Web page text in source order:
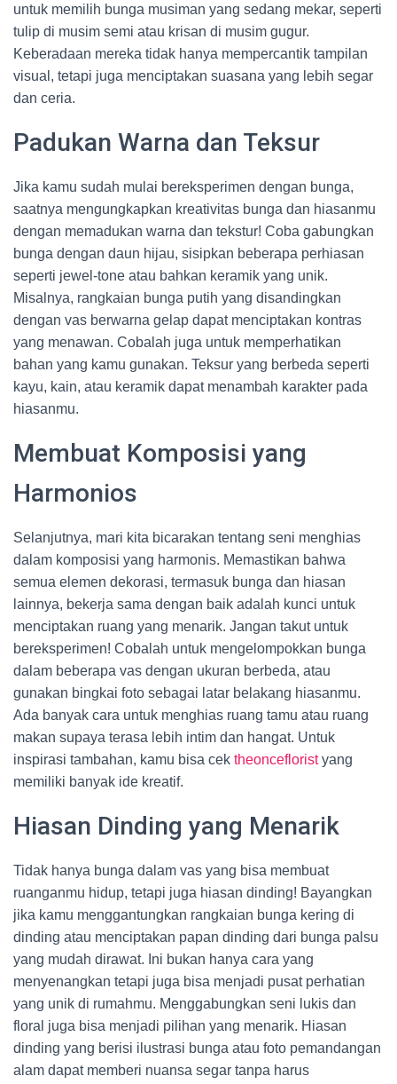
untuk memilih bunga musiman yang sedang mekar, seperti
tulip di musim semi atau krisan di musim gugur.
Keberadaan mereka tidak hanya mempercantik tampilan
visual, tetapi juga menciptakan suasana yang lebih segar
dan ceria.
Padukan Warna dan Teksur
Jika kamu sudah mulai bereksperimen dengan bunga,
saatnya mengungkapkan kreativitas bunga dan hiasanmu
dengan memadukan warna dan tekstur! Coba gabungkan
bunga dengan daun hijau, sisipkan beberapa perhiasan
seperti jewel-tone atau bahkan keramik yang unik.
Misalnya, rangkaian bunga putih yang disandingkan
dengan vas berwarna gelap dapat menciptakan kontras
yang menawan. Cobalah juga untuk memperhatikan
bahan yang kamu gunakan. Teksur yang berbeda seperti
kayu, kain, atau keramik dapat menambah karakter pada
hiasanmu.
Membuat Komposisi yang
Harmonios
Selanjutnya, mari kita bicarakan tentang seni menghias
dalam komposisi yang harmonis. Memastikan bahwa
semua elemen dekorasi, termasuk bunga dan hiasan
lainnya, bekerja sama dengan baik adalah kunci untuk
menciptakan ruang yang menarik. Jangan takut untuk
bereksperimen! Cobalah untuk mengelompokkan bunga
dalam beberapa vas dengan ukuran berbeda, atau
gunakan bingkai foto sebagai latar belakang hiasanmu.
Ada banyak cara untuk menghias ruang tamu atau ruang
makan supaya terasa lebih intim dan hangat. Untuk
inspirasi tambahan, kamu bisa cek theoncefloristyang
memiliki banyak ide kreatif.
Hiasan Dinding yang Menarik
Tidak hanya bunga dalam vas yang bisa membuat
ruanganmu hidup, tetapi juga hiasan dinding! Bayangkan
jika kamu menggantungkan rangkaian bunga kering di
dinding atau menciptakan papan dinding dari bunga palsu
yang mudah dirawat. Ini bukan hanya cara yang
menyenangkan tetapi juga bisa menjadi pusat perhatian
yang unik di rumahmu. Menggabungkan seni lukis dan
floral juga bisa menjadi pilihan yang menarik. Hiasan
dinding yang berisi ilustrasi bunga atau foto pemandangan
alam dapat memberi nuansa segar tanpa harus